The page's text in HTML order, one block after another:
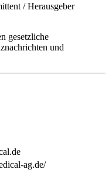
/ Herausgeber
gesetzliche
und
ag.de/